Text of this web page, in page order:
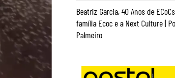
Beatriz Garcia, 40 Anos de
família Ecoc e a Next Culture |
Palmeiro